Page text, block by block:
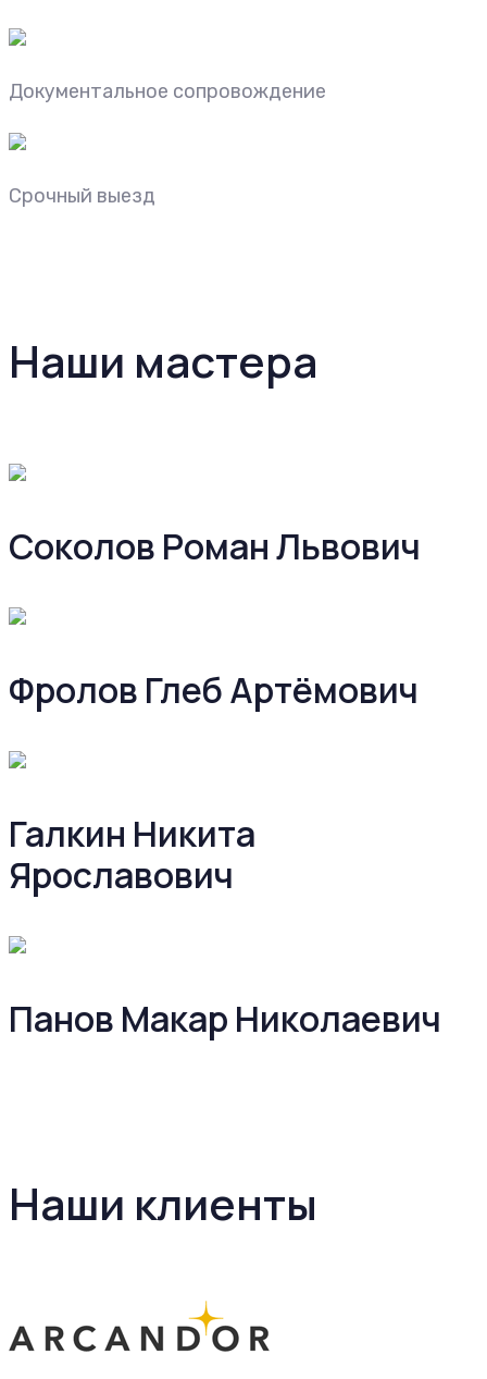
Документальное сопровождение
Срочный выезд
Наши мастера
Соколов Роман Львович
Фролов Глеб Артёмович
Галкин Никита
Ярославович
Панов Макар Николаевич
Наши клиенты